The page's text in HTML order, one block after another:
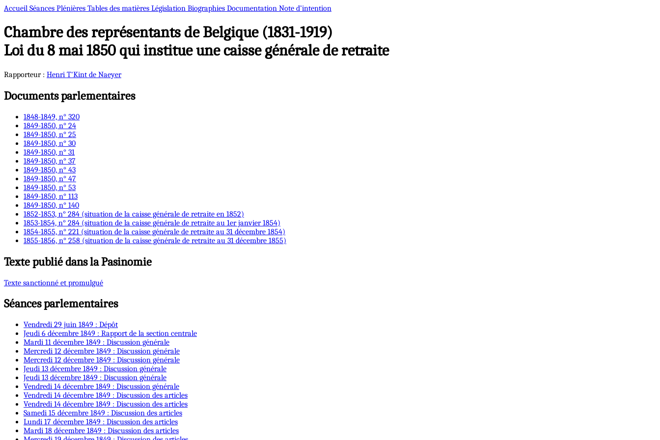
Accueil Séances Plénières Tables des matières Législation Biographies Documentation Note d’intention
Chambre des représentants de Belgique (1831-1919)
Loi du 8 mai 1850 qui institue une caisse générale de retraite
Rapporteur : Henri T'Kint de Naeyer
Documents parlementaires
1848-1849, n° 320
1849-1850, n° 24
1849-1850, n° 25
1849-1850, n° 30
1849-1850, n° 31
1849-1850, n° 37
1849-1850, n° 43
1849-1850, n° 47
1849-1850, n° 53
1849-1850, n° 113
1849-1850, n° 140
1852-1853, n° 284 (situation de la caisse générale de retraite en 1852)
1853-1854, n° 284 (situation de la caisse générale de retraite au 1er janvier 1854)
1854-1855, n° 221 (situation de la caisse générale de retraite au 31 décembre 1854)
1855-1856, n° 258 (situation de la caisse générale de retraite au 31 décembre 1855)
Texte publié dans la Pasinomie
Texte sanctionné et promulgué
Séances parlementaires
Vendredi 29 juin 1849 : Dépôt
Jeudi 6 décembre 1849 : Rapport de la section centrale
Mardi 11 décembre 1849 : Discussion générale
Mercredi 12 décembre 1849 : Discussion générale
Mercredi 12 décembre 1849 : Discussion générale
Jeudi 13 décembre 1849 : Discussion générale
Jeudi 13 décembre 1849 : Discussion générale
Vendredi 14 décembre 1849 : Discussion générale
Vendredi 14 décembre 1849 : Discussion des articles
Vendredi 14 décembre 1849 : Discussion des articles
Samedi 15 décembre 1849 : Discussion des articles
Lundi 17 décembre 1849 : Discussion des articles
Mardi 18 décembre 1849 : Discussion des articles